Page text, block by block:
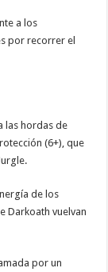
a los
por recorrer el
las hordas de
(6+), que
de los
Darkoath vuelvan
por un